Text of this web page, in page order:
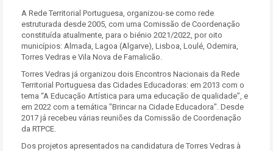
A Rede Territorial Portuguesa, organizou-se como rede
estruturada desde 2005, com uma Comissão de Coordenação
constituída atualmente, para o biénio 2021/2022, por oito
municípios: Almada, Lagoa (Algarve), Lisboa, Loulé, Odemira,
Torres Vedras e Vila Nova de Famalicão.
Torres Vedras já organizou dois Encontros Nacionais da Rede
Territorial Portuguesa das Cidades Educadoras: em 2013 com o
tema “A Educação Artística para uma educação de qualidade”, e
em 2022 com a temática "Brincar na Cidade Educadora". Desde
2017 já recebeu várias reuniões da Comissão de Coordenação
da RTPCE.
Dos projetos apresentados na candidatura de Torres Vedras à